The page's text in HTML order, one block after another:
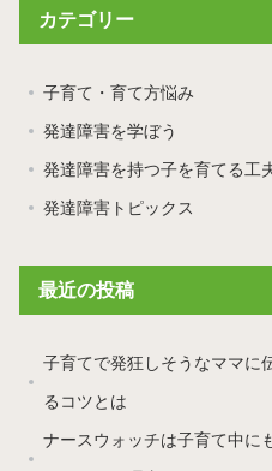
カテゴリー
子育て・育て方悩み
発達障害を学ぼう
発達障害を持つ子を育てる工
発達障害トピックス
最近の投稿
子育てで発狂しそうなママに
るコツとは
ナースウォッチは子育て中に